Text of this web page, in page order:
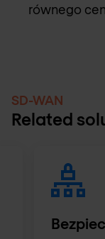
równego
SD-WAN
Related